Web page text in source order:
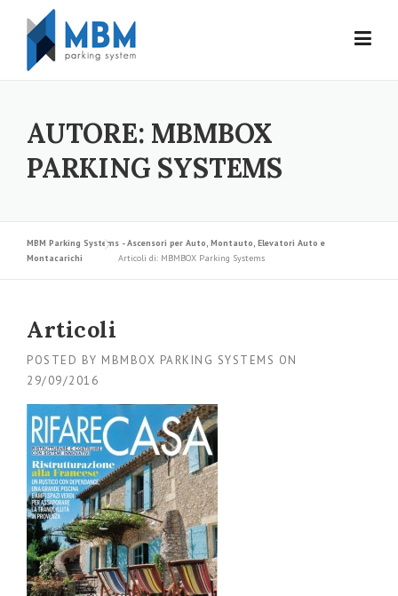
Skip to content
AUTORE: MBMBOX
PARKING SYSTEMS
MBM Parking Systems - Ascensori per Auto, Montauto, Elevatori Auto e
Montacarichi
Articoli di: MBMBOX Parking Systems
Articoli
POSTED BY MBMBOX PARKING SYSTEMS ON
29/09/2016